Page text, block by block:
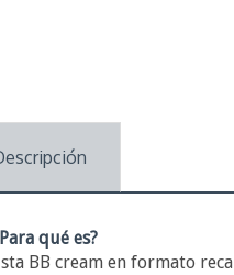
qué es?
BB cream en formato